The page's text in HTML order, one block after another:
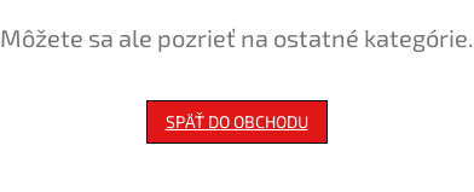
Môžete sa ale pozrieť na ostatné kategórie.
SPÄŤ DO OBCHODU